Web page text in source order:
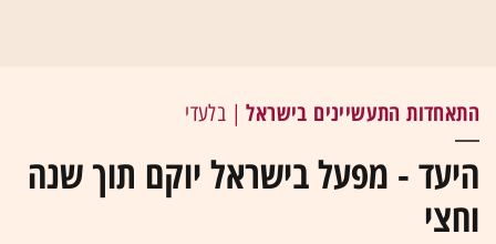
התאחדות התעשיינים בישראל| בלעדי
היעד - מפעל בישראל יוקם תוך שנה
וחצי